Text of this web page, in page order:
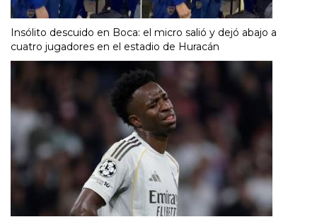
Insólito descuido en Boca: el micro salió y dejó abajo a
cuatro jugadores en el estadio de Huracán